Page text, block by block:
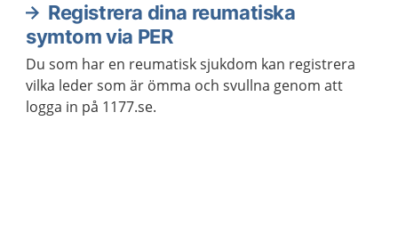
Registrera dina reumatiska
symtom via PER
Du som har en reumatisk sjukdom kan registrera
vilka leder som är ömma och svullna genom att
logga in på 1177.se.